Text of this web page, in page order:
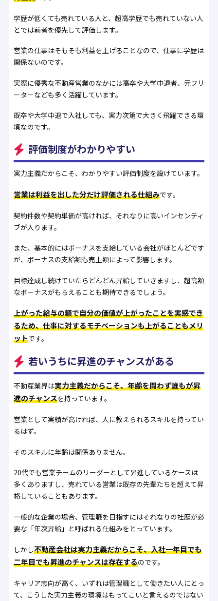
学歴が低くても売れている人と、超高学歴でも売れていない人
とでは前者を優先して評価します。
営業の仕事はそもそも利益を上げることなので、仕事に学歴は
関係ないのです。
実際に優秀な不動産営業のなかには高卒や大学中退者、元フリ
ーターなども多く活躍しています。
既卒や大学中退で入社しても、実力次第で大きく飛躍できる環
境なのです。
評価制度がわかりやすい
実力主義だからこそ、わかりやすい評価制度を設けています。
営業は利益を出した分だけ評価される仕組みです。
契約件数や契約単価が高ければ、それなりに高いインセンティ
ブが入ります。
また、基本的にはボーナスを支給している会社がほとんどです
が、ボーナスの支給額も売上額によって影響します。
目標達成し続けていたらどんどん昇給していきますし、超高額
なボーナスがもらえることも期待できるでしょう。
上がった給与の額で自分の価値が上がったことを実感でき
るため、仕事に対するモチベーションも上がることもメリ
ットです。
若いうちに昇進のチャンスがある
不動産業界は実力主義だからこそ、年齢を問わず誰もが昇
進のチャンスを持っています。
営業として実績が高ければ、人に教えられるスキルを持ってい
るはず。
そのスキルに年齢は関係ありません。
20代でも営業チームのリーダーとして昇進しているケースは
多くありますし、売れている営業は既存の先輩たちを超えて昇
格していることもあります。
一般的な企業の場合、管理職を目指すにはそれなりの社歴が必
要な「年次昇給」と呼ばれる仕組みをとっています。
しかし不動産会社は実力主義だからこそ、入社一年目でも
二年目でも昇進のチャンスは存在するのです。
キャリア志向が高く、いずれは管理職として働きたい人にとっ
て、こうした実力主義の環境はもってこいと言えるのではない